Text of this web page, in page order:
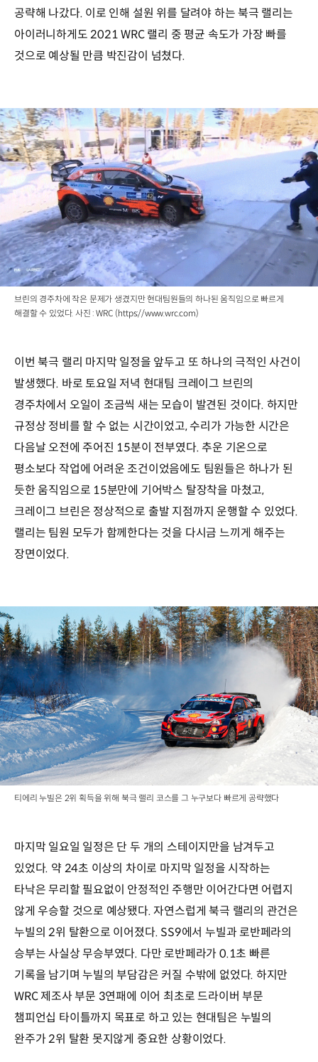
공략해 나갔다. 이로 인해 설원 위를 달려야 하는 북극 랠리는
아이러니하게도 2021 WRC 랠리 중 평균 속도가 가장 빠를
것으로 예상될 만큼 박진감이 넘쳤다.
브린의 경주차에 작은 문제가 생겼지만 현대팀원들의 하나된 움직임으로 빠르게
해결할 수 있었다. 사진 : WRC (https://www.wrc.com)
이번 북극 랠리 마지막 일정을 앞두고 또 하나의 극적인 사건이
발생했다. 바로 토요일 저녁 현대팀 크레이그 브린의
경주차에서 오일이 조금씩 새는 모습이 발견된 것이다. 하지만
규정상 정비를 할 수 없는 시간이었고, 수리가 가능한 시간은
다음날 오전에 주어진 15분이 전부였다. 추운 기온으로
평소보다 작업에 어려운 조건이었음에도 팀원들은 하나가 된
듯한 움직임으로 15분만에 기어박스 탈장착을 마쳤고,
크레이그 브린은 정상적으로 출발 지점까지 운행할 수 있었다.
랠리는 팀원 모두가 함께한다는 것을 다시금 느끼게 해주는
장면이었다.
티에리 누빌은 2위 획득을 위해 북극 랠리 코스를 그 누구보다 빠르게 공략했다
마지막 일요일 일정은 단 두 개의 스테이지만을 남겨두고
있었다. 약 24초 이상의 차이로 마지막 일정을 시작하는
타낙은 무리할 필요없이 안정적인 주행만 이어간다면 어렵지
않게 우승할 것으로 예상됐다. 자연스럽게 북극 랠리의 관건은
누빌의 2위 탈환으로 이어졌다. SS9에서 누빌과 로반페라의
승부는 사실상 무승부였다. 다만 로반페라가 0.1초 빠른
기록을 남기며 누빌의 부담감은 커질 수밖에 없었다. 하지만
WRC 제조사 부문 3연패에 이어 최초로 드라이버 부문
챔피언십 타이틀까지 목표로 하고 있는 현대팀은 누빌의
완주가 2위 탈환 못지않게 중요한 상황이었다.